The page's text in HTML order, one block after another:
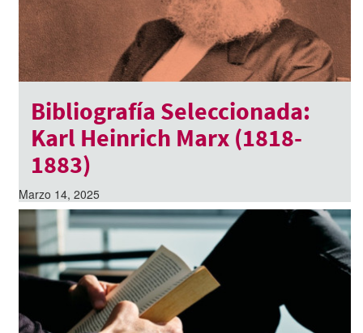
Bibliografía Seleccionada:
Karl Heinrich Marx (1818-
1883)
Marzo 14, 2025